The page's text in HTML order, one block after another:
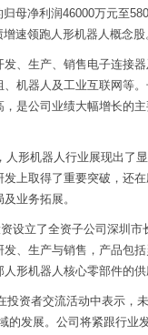
母净利润46000万元至
速领跑人形机器人概念股
、生产、销售电子连接
机器人及工业互联网等
是公司业绩大幅增长的
人形机器人行业展现出了
上取得了重要突破，还
业务拓展。
设立了全资子公司深圳
、生产与销售，产品包
形机器人核心零部件的供
投资者交流活动中表示，
的发展。公司将紧跟行业